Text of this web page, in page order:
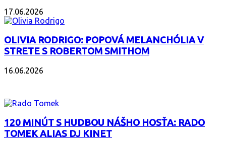
17.06.2026
OLIVIA RODRIGO: POPOVÁ MELANCHÓLIA V
STRETE S ROBERTOM SMITHOM
16.06.2026
120 MINÚT S HUDBOU NÁŠHO HOSŤA: RADO
TOMEK ALIAS DJ KINET